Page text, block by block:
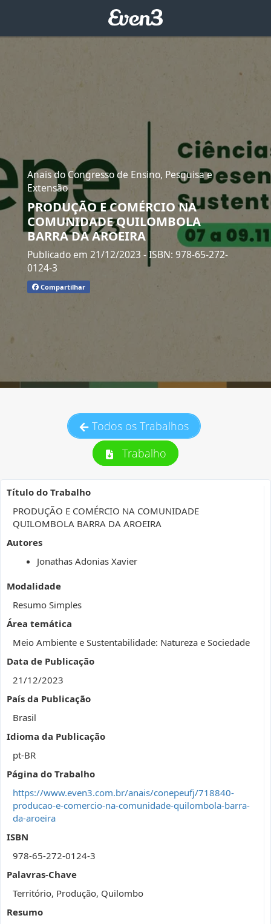
Anais do Congresso de Ensino, Pesquisa e
Extensão
PRODUÇÃO E COMÉRCIO NA
COMUNIDADE QUILOMBOLA
BARRA DA AROEIRA
Publicado em 21/12/2023 - ISBN: 978-65-272-
0124-3
Compartilhar
Todos os Trabalhos
Trabalho
Título do Trabalho
PRODUÇÃO E COMÉRCIO NA COMUNIDADE
QUILOMBOLA BARRA DA AROEIRA
Autores
Jonathas Adonias Xavier
Modalidade
Resumo Simples
Área temática
Meio Ambiente e Sustentabilidade: Natureza e Sociedade
Data de Publicação
21/12/2023
País da Publicação
Brasil
Idioma da Publicação
pt-BR
Página do Trabalho
https://www.even3.com.br/anais/conepeufj/718840-
producao-e-comercio-na-comunidade-quilombola-barra-
da-aroeira
ISBN
978-65-272-0124-3
Palavras-Chave
Território, Produção, Quilombo
Resumo